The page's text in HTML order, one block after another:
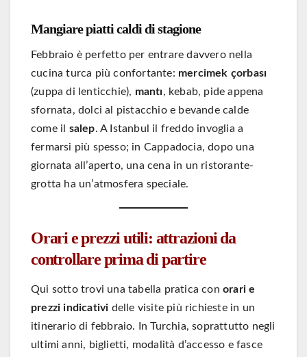
Mangiare piatti caldi di stagione
Febbraio è perfetto per entrare davvero nella
cucina turca più confortante: mercimek çorbası
(zuppa di lenticchie), mantı, kebab, pide appena
sfornata, dolci al pistacchio e bevande calde
come il salep. A Istanbul il freddo invoglia a
fermarsi più spesso; in Cappadocia, dopo una
giornata all’aperto, una cena in un ristorante-
grotta ha un’atmosfera speciale.
Orari e prezzi utili: attrazioni da
controllare prima di partire
Qui sotto trovi una tabella pratica con orari e
prezzi indicativi delle visite più richieste in un
itinerario di febbraio. In Turchia, soprattutto negli
ultimi anni, biglietti, modalità d’accesso e fasce